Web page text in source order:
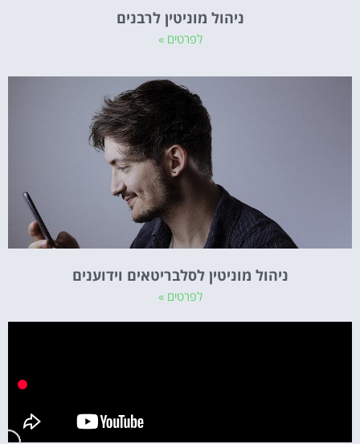
ניהול מוניטין לרבנים
לפרטים »
ניהול מוניטין לסלבריטאים וידוענים
לפרטים »